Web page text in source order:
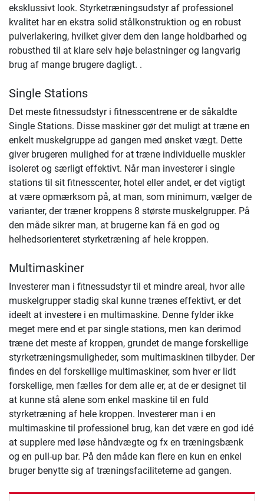
eksklussivt look. Styrketræningsudstyr af professionel
kvalitet har en ekstra solid stålkonstruktion og en robust
pulverlakering, hvilket giver dem den lange holdbarhed og
robusthed til at klare selv høje belastninger og langvarig
brug af mange brugere dagligt. .
Single Stations
Det meste fitnessudstyr i fitnesscentrene er de såkaldte
Single Stations. Disse maskiner gør det muligt at træne en
enkelt muskelgruppe ad gangen med ønsket vægt. Dette
giver brugeren mulighed for at træne individuelle muskler
isoleret og særligt effektivt. Når man investerer i single
stations til sit fitnesscenter, hotel eller andet, er det vigtigt
at være opmærksom på, at man, som minimum, vælger de
varianter, der træner kroppens 8 største muskelgrupper. På
den måde sikrer man, at brugerne kan få en god og
helhedsorienteret styrketræning af hele kroppen.
Multimaskiner
Investerer man i fitnessudstyr til et mindre areal, hvor alle
muskelgrupper stadig skal kunne trænes effektivt, er det
ideelt at investere i en multimaskine. Denne fylder ikke
meget mere end et par single stations, men kan derimod
træne det meste af kroppen, grundet de mange forskellige
styrketræningsmuligheder, som multimaskinen tilbyder. Der
findes en del forskellige multimaskiner, som hver er lidt
forskellige, men fælles for dem alle er, at de er designet til
at kunne stå alene som enkel maskine til en fuld
styrketræning af hele kroppen. Investerer man i en
multimaskine til professionel brug, kan det være en god idé
at supplere med løse håndvægte og fx en træningsbænk
og en pull-up bar. På den måde kan flere en kun en enkel
bruger benytte sig af træningsfaciliteterne ad gangen.